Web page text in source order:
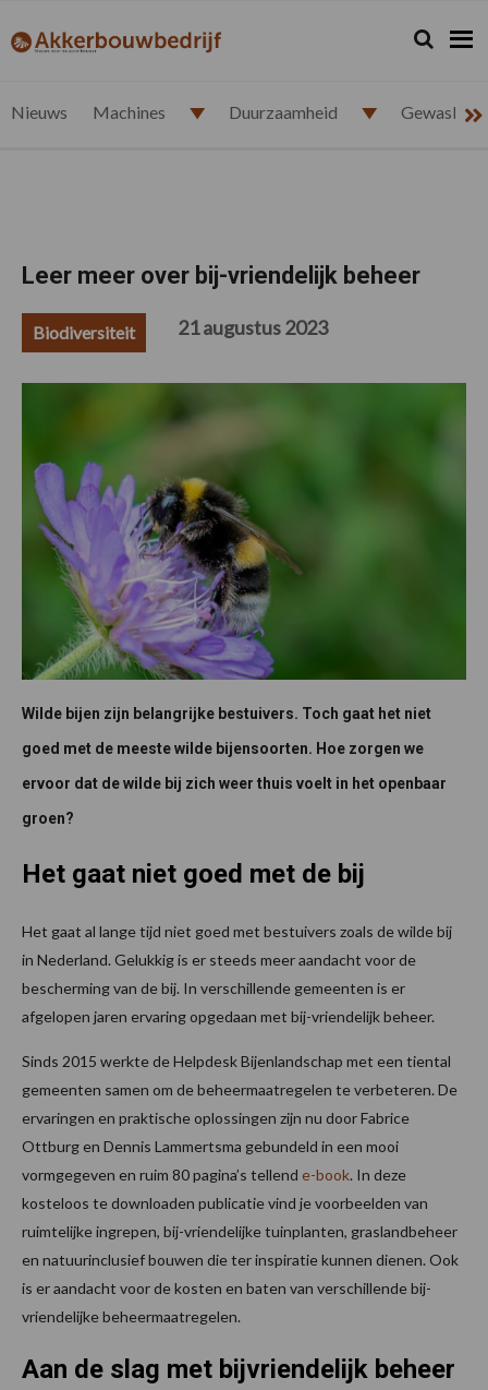
de
de
de
de
akkerbouwbedrijf.nl Zoeken...
Zoek
Nieuws Machines Duurzaamheid
Leer meer over bij-vriendelijk beheer
Biodiversiteit 21 augustus 2023
Wilde bijen zijn belangrijke bestuivers. Toch gaat het niet
goed met de meeste wilde bijensoorten. Hoe zorgen we
ervoor dat de wilde bij zich weer thuis voelt in het openbaar
groen?
Het gaat niet goed met de bij
Het gaat al lange tijd niet goed met bestuivers zoals de wilde bij
in Nederland. Gelukkig is er steeds meer aandacht voor de
bescherming van de bij. In verschillende gemeenten is er
afgelopen jaren ervaring opgedaan met bij-vriendelijk beheer.
Sinds 2015 werkte de Helpdesk Bijenlandschap met een tiental
gemeenten samen om de beheermaatregelen te verbeteren. De
ervaringen en praktische oplossingen zijn nu door Fabrice
Ottburg en Dennis Lammertsma gebundeld in een mooi
vormgegeven en ruim 80 pagina’s tellend e-book. In deze
kosteloos te downloaden publicatie vind je voorbeelden van
ruimtelijke ingrepen, bij-vriendelijke tuinplanten, graslandbeheer
en natuurinclusief bouwen die ter inspiratie kunnen dienen. Ook
is er aandacht voor de kosten en baten van verschillende bij-
vriendelijke beheermaatregelen.
Aan de slag met bijvriendelijk beheer